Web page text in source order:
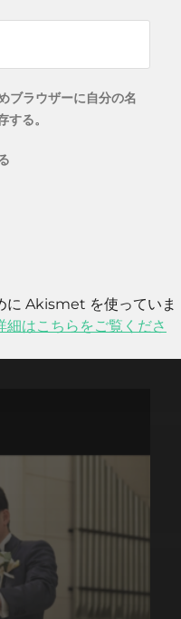
ブラウザーに自分の名
る。
に Akismet を使っていま
細はこちらをご覧くださ